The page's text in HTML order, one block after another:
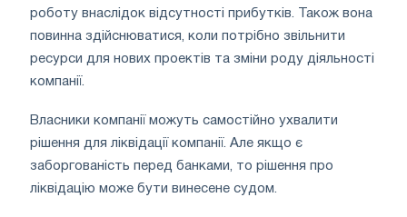
роботу внаслідок відсутності прибутків. Також вона
повинна здійснюватися, коли потрібно звільнити
ресурси для нових проектів та зміни роду діяльності
компанії.
Власники компанії можуть самостійно ухвалити
рішення для ліквідації компанії. Але якщо є
заборгованість перед банками, то рішення про
ліквідацію може бути винесене судом.